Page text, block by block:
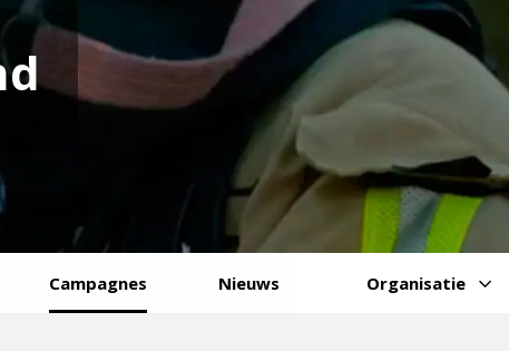
Campagnes Nieuws Organisatie